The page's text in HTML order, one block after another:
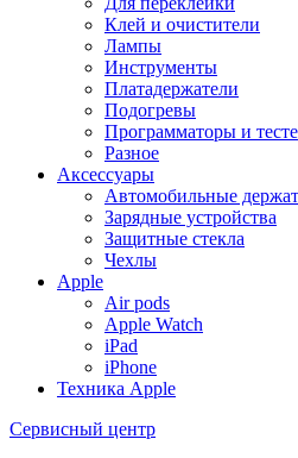
Клей и очистители
Лампы
Инструменты
Платадержатели
Подогревы
Программаторы и
Разное
Аксессуары
Автомобильные
Зарядные устройства
Защитные стекла
Чехлы
Apple
Air pods
Apple Watch
iPad
iPhone
Техника Apple
Сервисный центр